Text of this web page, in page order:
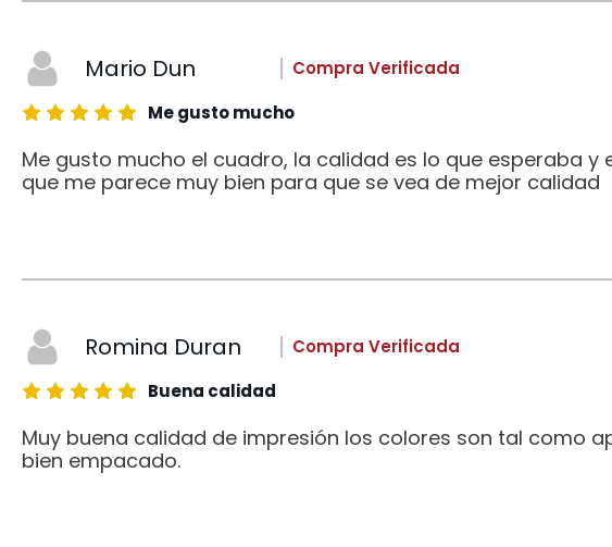
Mario Dun
Compra Verificada
Me gusto mucho
Me gusto mucho el cuadro, la calidad es lo que esperaba
que me parece muy bien para que se vea de mejor calidad
Romina Duran
Compra Verificada
Buena calidad
Muy buena calidad de impresión los colores son tal como
bien empacado.